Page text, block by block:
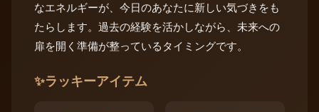
なエネルギーが、今日のあなたに新しい気づきをも
たらします。過去の経験を活かしながら、未来への
扉を開く準備が整っているタイミングです。
✨ラッキーアイテム